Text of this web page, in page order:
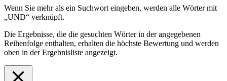
Wenn Sie mehr als ein Suchwort eingeben, werden alle Wörter mit
„UND“ verknüpft.
Die Ergebnisse, die die gesuchten Wörter in der angegebenen
Reihenfolge enthalten, erhalten die höchste Bewertung und werden
oben in der Ergebnisliste angezeigt.